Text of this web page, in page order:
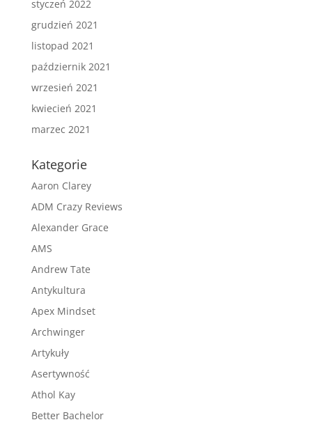
styczeń 2022
grudzień 2021
listopad 2021
październik 2021
wrzesień 2021
kwiecień 2021
marzec 2021
Kategorie
Aaron Clarey
ADM Crazy Reviews
Alexander Grace
AMS
Andrew Tate
Antykultura
Apex Mindset
Archwinger
Artykuły
Asertywność
Athol Kay
Better Bachelor